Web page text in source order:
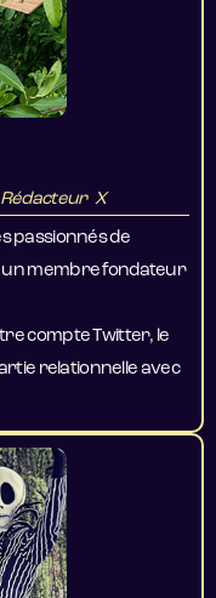
X
passionnés de
un membre fondateur
compte Twitter, le
relationnelle avec